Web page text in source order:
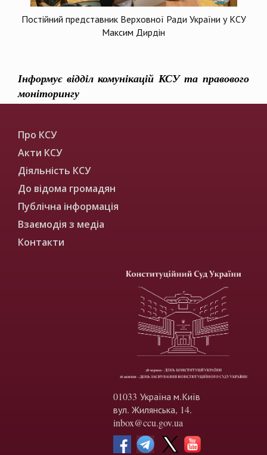
Постійний представник Верховної Ради України у КСУ
Максим Дирдін
Інформує відділ комунікацій КСУ та правового
моніторингу
Про КСУ
Акти КСУ
Діяльність КСУ
До відома громадян
Публічна інформація
Взаємодія з медіа
Контакти
01033 Україна м.Київ
вул. Жилянська, 14.
inbox@ccu.gov.ua